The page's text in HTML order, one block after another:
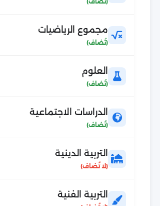
مجموع الرياضيات
العلوم
الدراسات الاجتماعية
التربية الدينية
التربية الفنية